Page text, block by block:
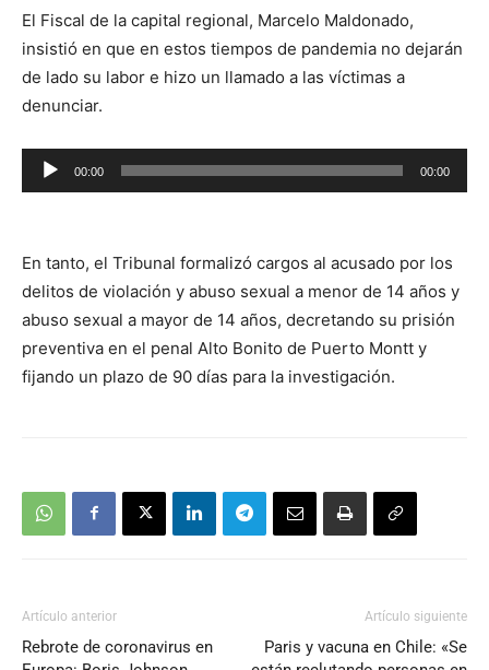
El Fiscal de la capital regional, Marcelo Maldonado,
insistió en que en estos tiempos de pandemia no dejarán
de lado su labor e hizo un llamado a las víctimas a
denunciar.
Reproductor
de
00:00 00:00
En tanto, el Tribunal formalizó cargos al acusado por los
delitos de violación y abuso sexual a menor de 14 años y
abuso sexual a mayor de 14 años, decretando su prisión
preventiva en el penal Alto Bonito de Puerto Montt y
fijando un plazo de 90 días para la investigación.
Artículo anterior
Rebrote de coronavirus en
Artículo siguiente
Paris y vacuna en Chile: «Se